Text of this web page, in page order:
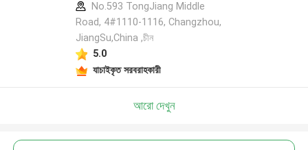
No.593 TongJiang Middle
Road, 4#1110-1116, Changzhou,
JiangSu,China ,চীন
5.0
যাচাইকৃত সরবরাহকারী
আরো দেখুন